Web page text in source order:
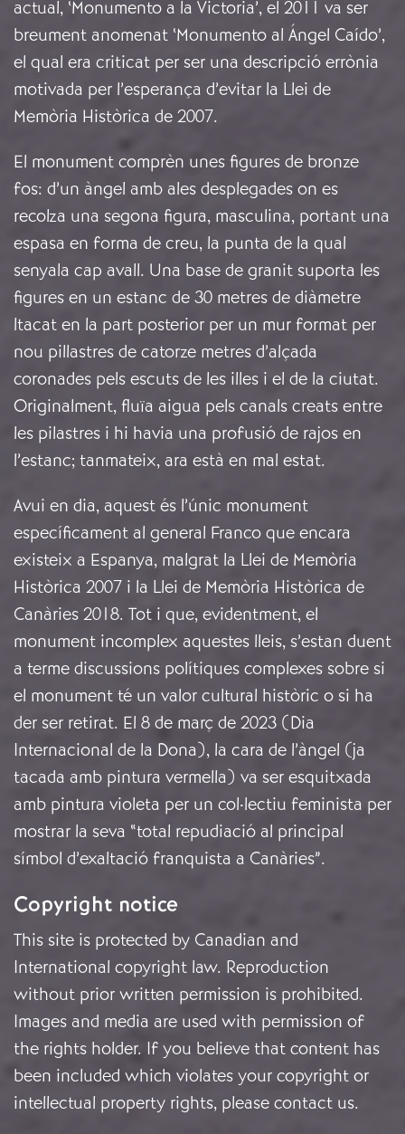
actual, ‘Monumento a la Victoria’, el 2011 va ser
breument anomenat ‘Monumento al Ángel Caído’,
el qual era criticat per ser una descripció errònia
motivada per l’esperança d’evitar la Llei de
Memòria Històrica de 2007.
El monument comprèn unes figures de bronze
fos: d’un àngel amb ales desplegades on es
recolza una segona figura, masculina, portant una
espasa en forma de creu, la punta de la qual
senyala cap avall. Una base de granit suporta les
figures en un estanc de 30 metres de diàmetre
ltacat en la part posterior per un mur format per
nou pillastres de catorze metres d’alçada
coronades pels escuts de les illes i el de la ciutat.
Originalment, fluïa aigua pels canals creats entre
les pilastres i hi havia una profusió de rajos en
l’estanc; tanmateix, ara està en mal estat.
Avui en dia, aquest és l’únic monument
específicament al general Franco que encara
existeix a Espanya, malgrat la Llei de Memòria
Històrica 2007 i la Llei de Memòria Històrica de
Canàries 2018. Tot i que, evidentment, el
monument incomplex aquestes lleis, s’estan duent
a terme discussions polítiques complexes sobre si
el monument té un valor cultural històric o si ha
der ser retirat. El 8 de març de 2023 (Dia
Internacional de la Dona), la cara de l’àngel (ja
tacada amb pintura vermella) va ser esquitxada
amb pintura violeta per un col·lectiu feminista per
mostrar la seva “total repudiació al principal
símbol d’exaltació franquista a Canàries”.
Copyright notice
This site is protected by Canadian and
International copyright law. Reproduction
without prior written permission is prohibited.
Images and media are used with permission of
the rights holder. If you believe that content has
been included which violates your copyright or
intellectual property rights, please contact us.